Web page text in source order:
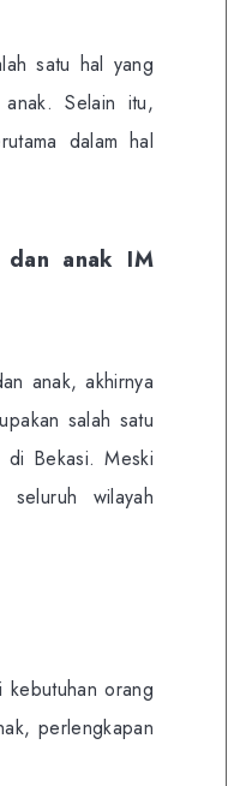
satu hal yang
Selain itu,
dalam hal
dan anak IM
anak, akhirnya
salah satu
Bekasi. Meski
wilayah
kebutuhan orang
perlengkapan